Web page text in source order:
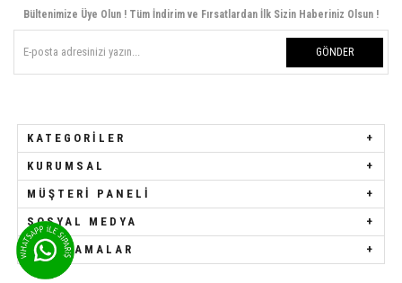
Bültenimize Üye Olun ! Tüm İndirim ve Fırsatlardan İlk Sizin Haberiniz Olsun !
GÖNDER
KATEGORILER
KURUMSAL
MÜŞTERI PANELI
SOSYAL MEDYA
UYGULAMALAR